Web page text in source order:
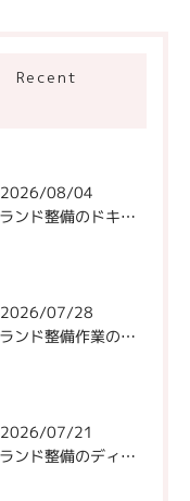
Recent
2026/08/04
グランド整備のドキュメントで学ぶ効率的な道具選びと実践手順
2026/07/28
グランド整備作業の基本と効率化のための道具選びと頻度管理術
2026/07/21
グランド整備のディスカッションで学ぶ安全なフィールド作りと正しい整備手順の極意